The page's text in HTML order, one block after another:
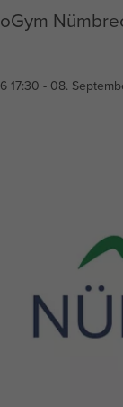
17:30 - 08.